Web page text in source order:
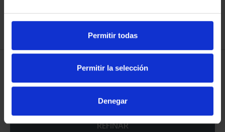
Permitir todas
Permitir la selección
Denegar
registrados
registrados
REFINAR